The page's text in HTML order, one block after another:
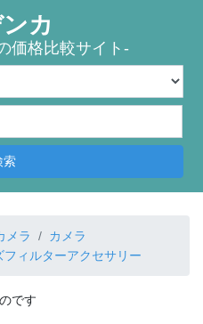
カ
価格比較サイト-
索
メラ
カメラ
フィルターアクセサリー
です